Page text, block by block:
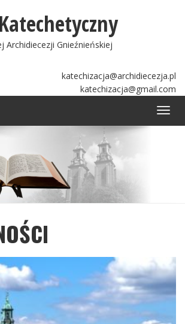
Archidiecezji Gnieźnieńskiej
katechizacja@archidiecezja.pl
katechizacja@gmail.com